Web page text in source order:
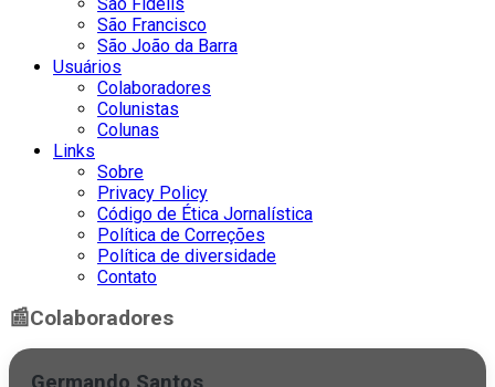
São Francisco
São João da Barra
Usuários
Colaboradores
Colunistas
Colunas
Links
Sobre
Privacy Policy
Código de Ética Jornalística
Política de Correções
Política de diversidade
Contato
📰Colaboradores
Germando Santos